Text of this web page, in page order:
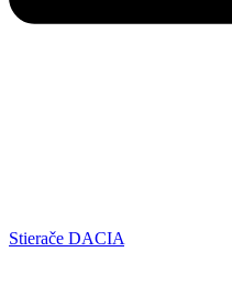
Stierače DACIA